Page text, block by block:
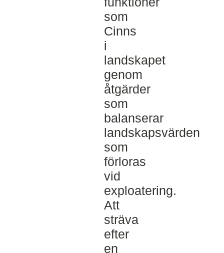
som
Cinns
i
landskapet
genom
åtgärder
som
balanserar
landskapsvärden
som
förloras
vid
exploatering.
Att
sträva
efter
en